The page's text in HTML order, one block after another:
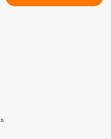
Jocelyne Dloussky >